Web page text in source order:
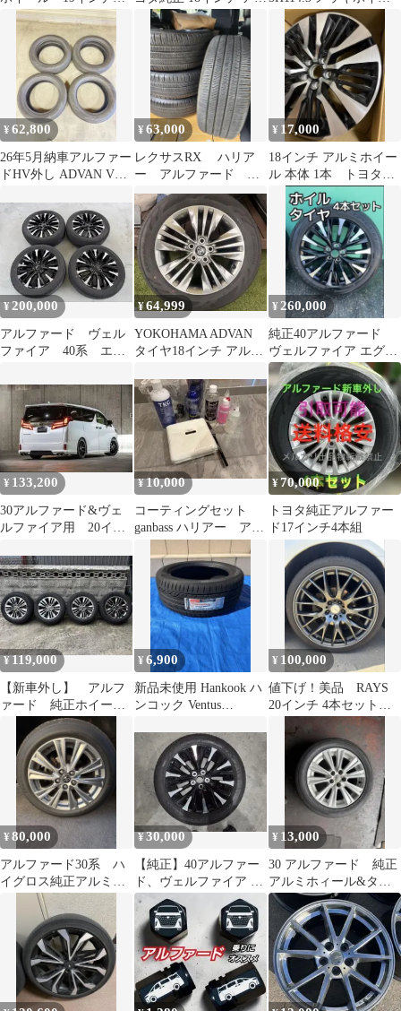
ホイール 30ヴェルフ
ァイア
ミホイール 2本セット
ル 4本セット
¥62,800
26年5月納車アルファー
ドHV外し ADVAN V03
¥63,000
レクサスRX ハリア
ー アルファード オ
ールシーズンタイヤ
¥ 17,000
18インチ アルミホイー
ル 本体 1本 トヨタ
アルファード
¥200,000
アルファード ヴェル
ファイア 40系 エグ
タイヤ・ホイール
¥64,999
YOKOHAMA ADVAN
タイヤ18インチ アルフ
¥260,000
純正40アルファード
ヴェルファイア エグゼ
クティブラウンジホイ
ール4本セット
¥ 133,200
30アルファード&ヴェ
ルファイア用 20イン
用品4本SET
¥10,000
コーティングセット
ganbass ハリアー アル
ファード カローラな
¥70,000
トヨタ純正アルファー
ド17インチ4本組
¥119,000
【新車外し】 アルフ
ァード 純正ホイール
40系 ハイパークロー
ムメタリック
¥6,900
新品未使用 Hankook ハ
ンコック Ventus
¥ 100,000
値下げ！美品 RAYS
20インチ 4本セット
クラウン、アルファー
ド等に
¥80,000
アルファード30系 ハ
イグロス純正アルミホ
イール 4本セット
235/50/18
¥30,000
【純正】40アルファー
ド、ヴェルファイア エ
グゼクティブラウンジ
ホイール 傷あり
¥ 13,000
30 アルファード 純正
アルミホィール&タイ
ヤ 235 50 R18 ヨコハ